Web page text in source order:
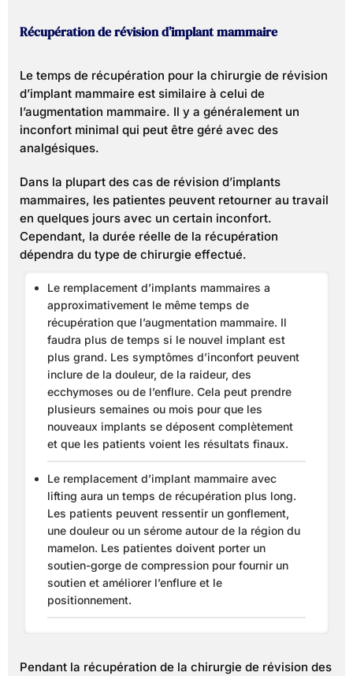
Récupération de révision d’implant mammaire
Le temps de récupération pour la chirurgie de révision
d’implant mammaire est similaire à celui de
l’augmentation mammaire. Il y a généralement un
inconfort minimal qui peut être géré avec des
analgésiques.
Dans la plupart des cas de révision d’implants
mammaires, les patientes peuvent retourner au travail
en quelques jours avec un certain inconfort.
Cependant, la durée réelle de la récupération
dépendra du type de chirurgie effectué.
Le remplacement d’implants mammaires a
approximativement le même temps de
récupération que l’augmentation mammaire. Il
faudra plus de temps si le nouvel implant est
plus grand. Les symptômes d’inconfort peuvent
inclure de la douleur, de la raideur, des
ecchymoses ou de l’enflure. Cela peut prendre
plusieurs semaines ou mois pour que les
nouveaux implants se déposent complètement
et que les patients voient les résultats finaux.
Le remplacement d’implant mammaire avec
lifting aura un temps de récupération plus long.
Les patients peuvent ressentir un gonflement,
une douleur ou un sérome autour de la région du
mamelon. Les patientes doivent porter un
soutien-gorge de compression pour fournir un
soutien et améliorer l’enflure et le
positionnement.
Pendant la récupération de la chirurgie de révision des